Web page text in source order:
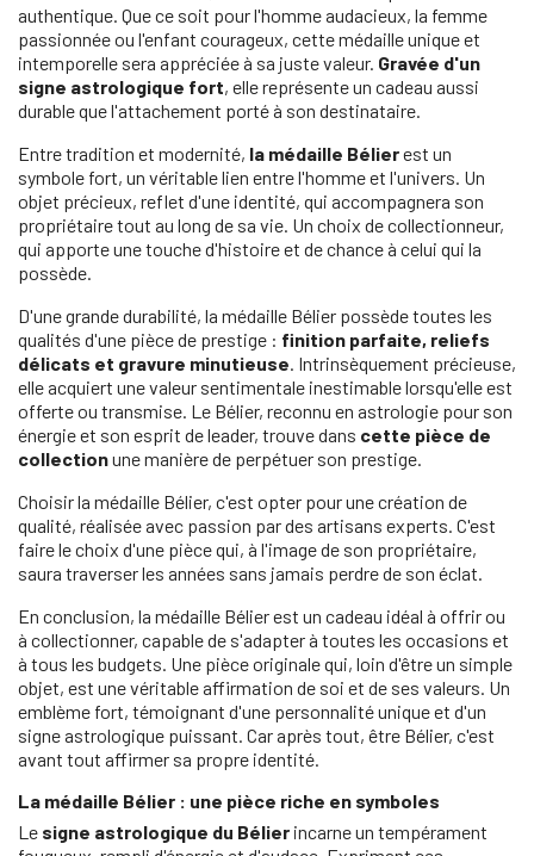
authentique. Que ce soit pour l'homme audacieux, la femme
passionnée ou l'enfant courageux, cette médaille unique et
intemporelle sera appréciée à sa juste valeur. Gravée d'un
signe astrologique fort, elle représente un cadeau aussi
durable que l'attachement porté à son destinataire.
Entre tradition et modernité, la médaille Bélierest un
symbole fort, un véritable lien entre l'homme et l'univers. Un
objet précieux, reflet d'une identité, qui accompagnera son
propriétaire tout au long de sa vie. Un choix de collectionneur,
qui apporte une touche d'histoire et de chance à celui qui la
possède.
D'une grande durabilité, la médaille Bélier possède toutes les
qualités d'une pièce de prestige : finition parfaite, reliefs
délicats et gravure minutieuse . Intrinsèquement précieuse,
elle acquiert une valeur sentimentale inestimable lorsqu'elle est
offerte ou transmise. Le Bélier, reconnu en astrologie pour son
énergie et son esprit de leader, trouve dans cette pièce de
collectionune manière de perpétuer son prestige.
Choisir la médaille Bélier, c'est opter pour une création de
qualité, réalisée avec passion par des artisans experts. C'est
faire le choix d'une pièce qui, à l'image de son propriétaire,
saura traverser les années sans jamais perdre de son éclat.
En conclusion, la médaille Bélier est un cadeau idéal à offrir ou
à collectionner, capable de s'adapter à toutes les occasions et
à tous les budgets. Une pièce originale qui, loin d'être un simple
objet, est une véritable affirmation de soi et de ses valeurs. Un
emblème fort, témoignant d'une personnalité unique et d'un
signe astrologique puissant. Car après tout, être Bélier, c'est
avant tout affirmer sa propre identité.
La médaille Bélier : une pièce riche en symboles
Le signe astrologique du Bélier incarne un tempérament